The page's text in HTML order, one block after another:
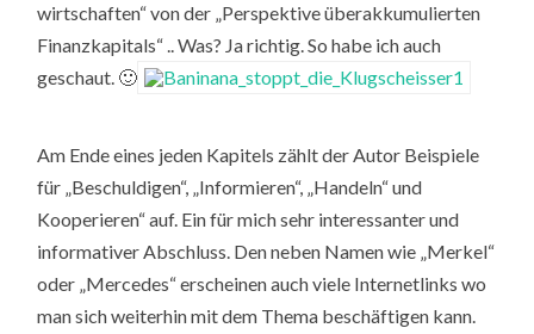
wirtschaften“ von der „Perspektive überakkumulierten
Finanzkapitals“ .. Was? Ja richtig. So habe ich auch
geschaut. 🙂
Am Ende eines jeden Kapitels zählt der Autor Beispiele
für „Beschuldigen“, „Informieren“, „Handeln“ und
Kooperieren“ auf. Ein für mich sehr interessanter und
informativer Abschluss. Den neben Namen wie „Merkel“
oder „Mercedes“ erscheinen auch viele Internetlinks wo
man sich weiterhin mit dem Thema beschäftigen kann.